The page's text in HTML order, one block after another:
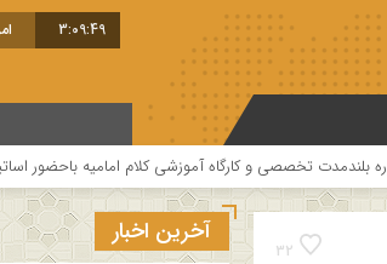
3:09:50
آموزشی کلام امامیه باحضور اساتید درس خارج کلام و
32
آخرین اخبار